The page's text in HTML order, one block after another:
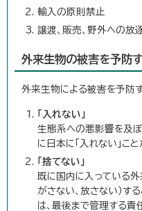
輸入の原則禁止
譲渡、販売、野外への放
外来生物の被害を予防
外来生物による被害を予防
「入れない」
生態系への悪影響を及
に日本に「入れない」こと
「捨てない」
既に国内に入っている外
がさない、放さない）す
は、最後まで管理する責